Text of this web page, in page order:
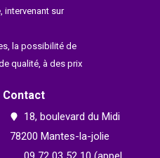
intervenant sur
la possibilité de
qualité, à des prix
Contact
18, boulevard du Midi
78200 Mantes-la-jolie